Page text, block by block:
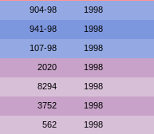
904-98 1998
941-98 1998
107-98 1998
2020 1998
8294 1998
3752 1998
562 1998